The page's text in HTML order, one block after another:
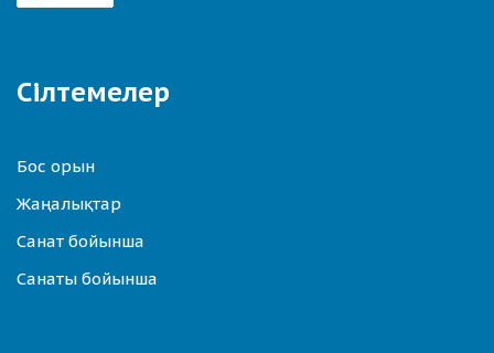
Сілтемелер
Бос орын
Жаңалықтар
Санат бойынша
Санаты бойынша